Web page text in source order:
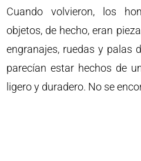
Cuando volvieron, los
objetos, de hecho, eran
engranajes, ruedas y palas
parecían estar hechos de
ligero y duradero. No se